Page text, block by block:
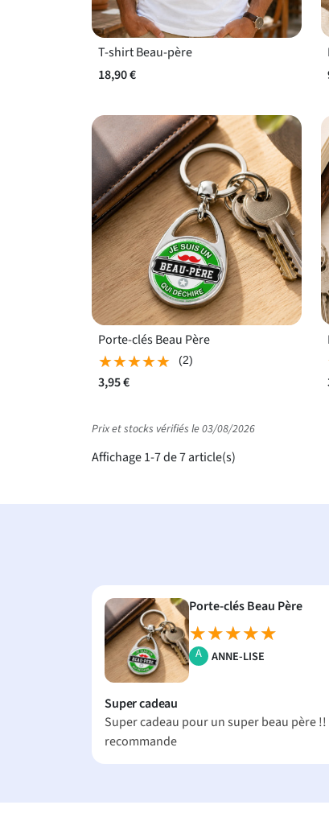
T-shirt Beau-père
18,90 €
Porte-clés Beau Père
★★★★★
★★★★★ (2)
3,95 €
Prix et stocks vérifiés le 03/08/2026
Affichage 1-7 de 7 article(s)
Porte-clés Beau Père
★★★★★
★★★★★
A ANNE-LISE
Super cadeau
Super cadeau pour un super beau père !!
recommande